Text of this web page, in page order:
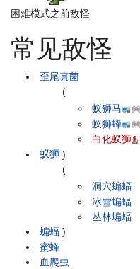
困难模式之前敌怪
常见敌怪
歪尾真菌
蚁狮
(
蚁狮马
蚁狮蜂
白化蚁狮
)
蝙蝠
(
洞穴蝙蝠
冰雪蝙蝠
丛林蝙蝠
)
蜜蜂
血爬虫